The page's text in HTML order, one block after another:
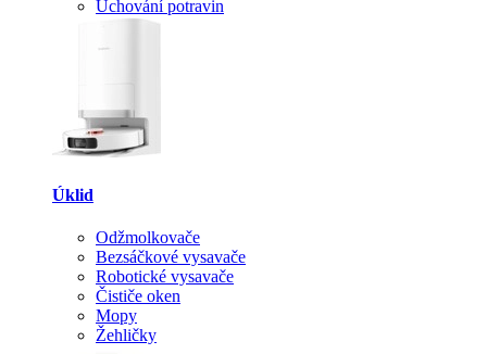
Uchování potravin
Úklid
Odžmolkovače
Bezsáčkové vysavače
Robotické vysavače
Čističe oken
Mopy
Žehličky